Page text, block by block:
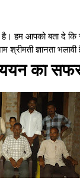
आपको बता दे कि
श्रीमती ज्ञानता भलावी
का